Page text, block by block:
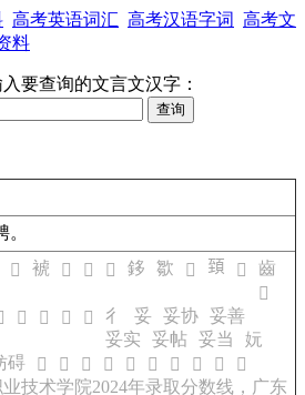
高考英语词汇 高考汉语字词 高考文
料
要查询的文言文汉字：
。
𣣯 裭 𢾂 𨖎 𦦂 鉹 㱀 𧚤 𩒐 𣦗
齒
𧛧
𡳨 𧀤 𢇕 𧖛 彳 妥 妥协 妥善
妥实
妥帖 妥当
妧
碍 𨔦 𨕒 𨕜 𨕠 𨕢 𨕻 𨖊 𨖋 𨖌
𨖎
技术学院2024年录取分数线，广东